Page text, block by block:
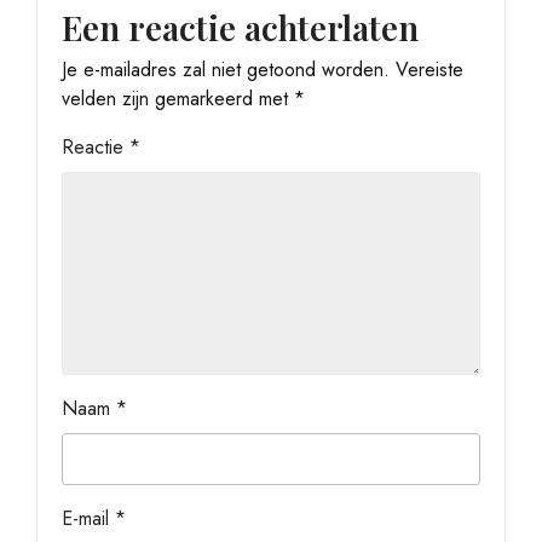
Een reactie achterlaten
Je e-mailadres zal niet getoond worden. Vereiste
velden zijn gemarkeerd met *
Reactie *
Naam *
E-mail *